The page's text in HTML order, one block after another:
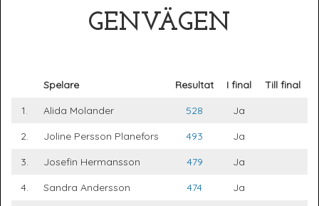
GENVÄGEN
Spelare Resultat I final
Till final
1.
Alida Molander 528
Ja
2.
Joline Persson Planefors 493
Ja
3.
Josefin Hermansson 479
Ja
4.
Sandra Andersson 474 Ja